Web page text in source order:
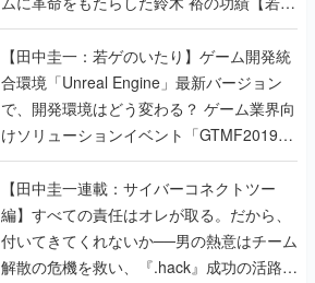
のいたり】
【田中圭一：若ゲのいたり】ゲーム開発統
合環境「Unreal Engine」最新バージョン
で、開発環境はどう変わる？ ゲーム業界向
けソリューションイベント「GTMF2019」
に行って、より理解を深めよう【PR】
【田中圭一連載：サイバーコネクトツー
編】すべての責任はオレが取る。だから、
付いてきてくれないか──男の熱意はチーム
解散の危機を救い、『.hack』成功の活路を